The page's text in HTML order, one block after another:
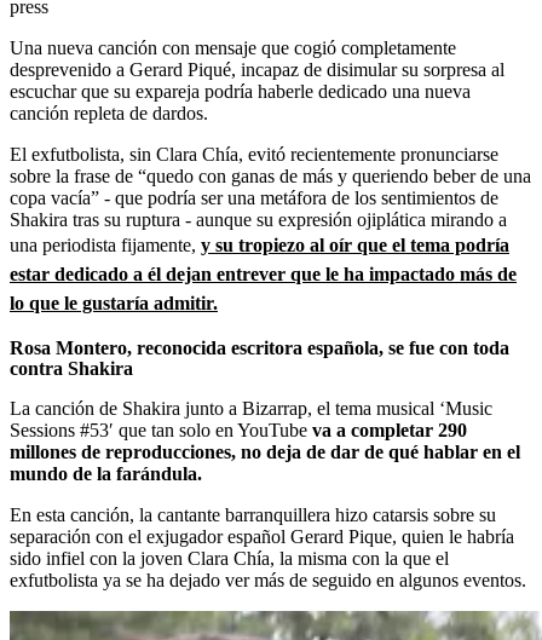
press
Una nueva canción con mensaje que cogió completamente
desprevenido a Gerard Piqué, incapaz de disimular su sorpresa al
escuchar que su expareja podría haberle dedicado una nueva
canción repleta de dardos.
El exfutbolista, sin Clara Chía, evitó recientemente pronunciarse
sobre la frase de “quedo con ganas de más y queriendo beber de una
copa vacía” - que podría ser una metáfora de los sentimientos de
Shakira tras su ruptura - aunque su expresión ojiplática mirando a
una periodista fijamente, y su tropiezo al oír que el tema podría
estar dedicado a él dejan entrever que le ha impactado más de
lo que le gustaría admitir.
Rosa Montero, reconocida escritora española, se fue con toda
contra Shakira
La canción de Shakira junto a Bizarrap, el tema musical ‘Music
Sessions #53′ que tan solo en YouTube va a completar 290
millones de reproducciones, no deja de dar de qué hablar en el
mundo de la farándula.
En esta canción, la cantante barranquillera hizo catarsis sobre su
separación con el exjugador español Gerard Pique, quien le habría
sido infiel con la joven Clara Chía, la misma con la que el
exfutbolista ya se ha dejado ver más de seguido en algunos eventos.